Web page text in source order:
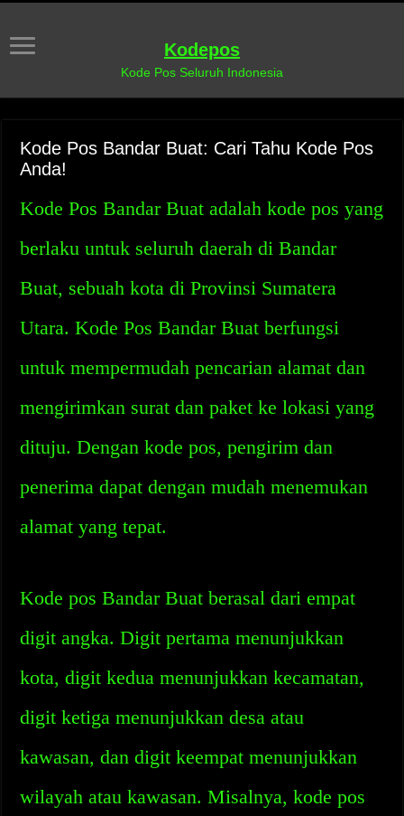
Kodepos
Kode Pos Seluruh Indonesia
Kode Pos Bandar Buat: Cari Tahu Kode Pos
Anda!
Kode Pos Bandar Buat adalah kode pos yang
berlaku untuk seluruh daerah di Bandar
Buat, sebuah kota di Provinsi Sumatera
Utara. Kode Pos Bandar Buat berfungsi
untuk mempermudah pencarian alamat dan
mengirimkan surat dan paket ke lokasi yang
dituju. Dengan kode pos, pengirim dan
penerima dapat dengan mudah menemukan
alamat yang tepat.
Kode pos Bandar Buat berasal dari empat
digit angka. Digit pertama menunjukkan
kota, digit kedua menunjukkan kecamatan,
digit ketiga menunjukkan desa atau
kawasan, dan digit keempat menunjukkan
wilayah atau kawasan. Misalnya, kode pos